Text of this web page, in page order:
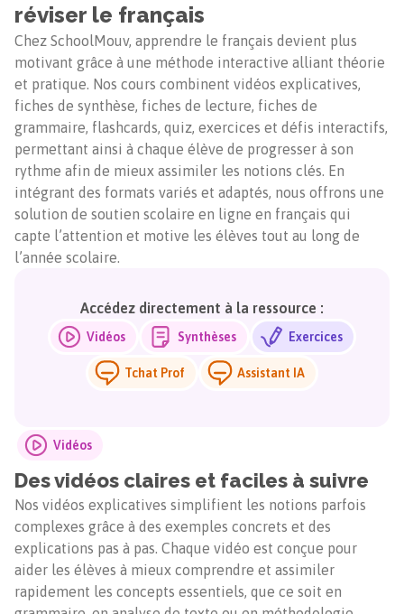
réviser le français
Chez SchoolMouv, apprendre le français devient plus
motivant grâce à une méthode interactive alliant théorie
et pratique. Nos cours combinent vidéos explicatives,
fiches de synthèse, fiches de lecture, fiches de
grammaire, flashcards, quiz, exercices et défis interactifs,
permettant ainsi à chaque élève de progresser à son
rythme afin de mieux assimiler les notions clés. En
intégrant des formats variés et adaptés, nous offrons une
solution de soutien scolaire en ligne en français qui
capte l’attention et motive les élèves tout au long de
l’année scolaire.
Accédez directement à la ressource :
Vidéos Synthèses Exercices
Tchat Prof Assistant IA
Vidéos
Des vidéos claires et faciles à suivre
Nos vidéos explicatives simplifient les notions parfois
complexes grâce à des exemples concrets et des
explications pas à pas. Chaque vidéo est conçue pour
aider les élèves à mieux comprendre et assimiler
rapidement les concepts essentiels, que ce soit en